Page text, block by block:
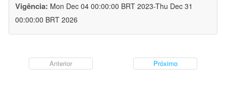
Vigência: Mon Dec 04 00:00:00 BRT 2023-Thu Dec 31
00:00:00 BRT 2026
Anterior Próximo